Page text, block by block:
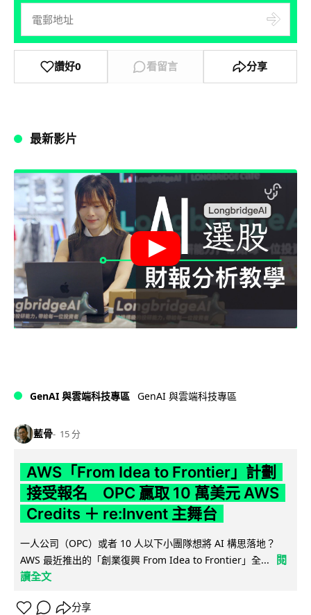
讚好0 看留言 分享
最新影片
GenAI 與雲端科技專區 GenAI 與雲端科技專區
藍骨 15 分
AWS「From Idea to Frontier」計劃
接受報名 OPC 贏取 10 萬美元 AWS
Credits ＋ re:Invent 主舞台
一人公司（OPC）或者 10 人以下小團隊想將 AI 構思落地？
AWS 最近推出的「創業復興 From Idea to Frontier」全...
閱
讀全文
分享